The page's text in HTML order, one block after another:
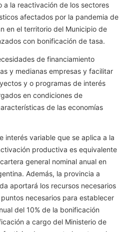
la reactivación de los sectores
afectados por la pandemia de
en el territorio del Municipio de
con bonificación de tasa.
de financiamiento
y medianas empresas y facilitar
y o programas de interés
en condiciones de
de las economías
interés variable que se aplica a la
productiva es equivalente
general nominal anual en
Además, la provincia a
aportará los recursos necesarios
necesarios para establecer
del 10% de la bonificación
a cargo del Ministerio de